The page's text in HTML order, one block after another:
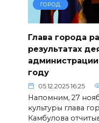
ГОРОД
Глава города
результатах
администрации
году
05.12.2025 16:25
Напомним, 27
культуры глава
Камбулова